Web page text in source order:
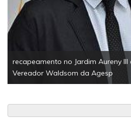
recapeamento no Jardim Aureny
Vereador Waldsom da Agesp